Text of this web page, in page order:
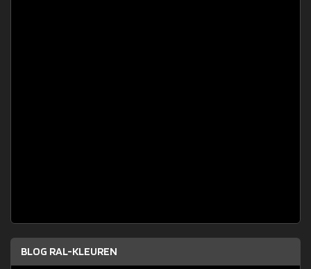
BLOG RAL-KLEUREN